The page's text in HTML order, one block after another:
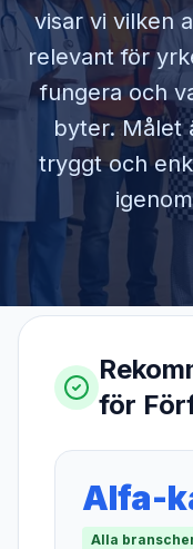
visar vi vilken
relevant för
fungera och
byter. Målet
tryggt och
för
Alfa-
Alla